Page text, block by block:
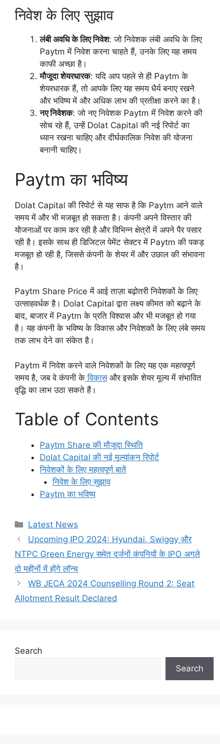
निवेश के लिए सुझाव
लंबी अवधि के लिए निवेश: जो निवेशक लंबी अवधि के लिए
Paytm में निवेश करना चाहते हैं, उनके लिए यह समय
काफी अच्छा है।
मौजूदा शेयरधारक: यदि आप पहले से ही Paytm के
शेयरधारक हैं, तो आपके लिए यह समय धैर्य बनाए रखने
और भविष्य में और अधिक लाभ की प्रतीक्षा करने का है।
नए निवेशक: जो नए निवेशक Paytm में निवेश करने की
सोच रहे हैं, उन्हें Dolat Capital की नई रिपोर्ट का
ध्यान रखना चाहिए और दीर्घकालिक निवेश की योजना
बनानी चाहिए।
Paytm का भविष्य
Dolat Capital की रिपोर्ट से यह साफ है कि Paytm आने वाले
समय में और भी मजबूत हो सकता है। कंपनी अपने विस्तार की
योजनाओं पर काम कर रही है और विभिन्न क्षेत्रों में अपने पैर पसार
रही है। इसके साथ ही डिजिटल पेमेंट सेक्टर में Paytm की पकड़
मजबूत हो रही है, जिससे कंपनी के शेयर में और उछाल की संभावना
है।
Paytm Share Price में आई ताज़ा बढ़ोतरी निवेशकों के लिए
उत्साहवर्धक है। Dolat Capital द्वारा लक्ष्य कीमत को बढ़ाने के
बाद, बाजार में Paytm के प्रति विश्वास और भी मजबूत हो गया
है। यह कंपनी के भविष्य के विकास और निवेशकों के लिए लंबे समय
तक लाभ देने का संकेत है।
Paytm में निवेश करने वाले निवेशकों के लिए यह एक महत्वपूर्ण
समय है, जब वे कंपनी के विकासऔर इसके शेयर मूल्य में संभावित
वृद्धि का लाभ उठा सकते हैं।
Table of Contents
Paytm Share की मौजूदा स्थिति
Dolat Capital की नई मूल्यांकन रिपोर्ट
निवेशकों के लिए महत्वपूर्ण बातें
निवेश के लिए सुझाव
Paytm का भविष्य
Categories
Latest News
Upcoming IPO 2024: Hyundai, Swiggy और
NTPC Green Energy समेत दर्जनों कंपनियों के IPO अगले
दो महीनों में होंगे लॉन्च
WB JECA 2024 Counselling Round 2: Seat
Allotment Result Declared
Search
Search